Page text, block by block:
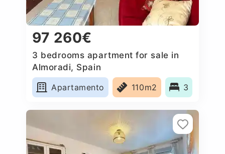
97 260€
3 bedrooms apartment for sale in
Almoradi, Spain
Apartamento
110m2 3